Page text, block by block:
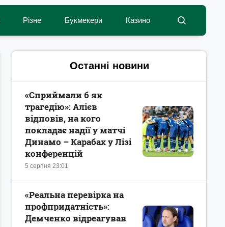
Різне Букмекери Казино
Останні новини
5 серпня 23:01
«Сприймали б як
трагедію»: Алієв
відповів, на кого
покладає надії у матчі
Динамо – Карабах у Лізі
конференцій
«Реальна перевірка на
профпридатність»:
Демченко відреагував